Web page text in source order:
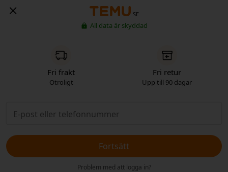
SE
All data är skyddad
Fri frakt
Otroligt
Fri retur
Upp till 90 dagar
Fortsätt
Problem med att logga in?